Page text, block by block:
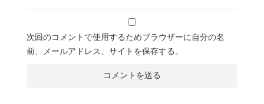
次回のコメントで使用するためブラウザーに自分の名
前、メールアドレス、サイトを保存する。